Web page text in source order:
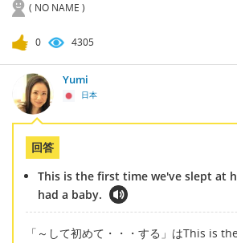
( NO NAME )
0 4305
Yumi
日本
回答
This is the first time we've slept at
had a baby.
「～して初めて・・・する」はThis is